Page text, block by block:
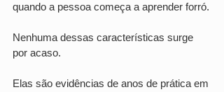
quando a pessoa começa a aprender forró.
Nenhuma dessas características surge
por acaso.
Elas são evidências de anos de prática em